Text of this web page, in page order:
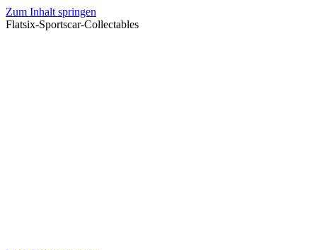
Zum Inhalt springen
Flatsix-Sportscar-Collectables